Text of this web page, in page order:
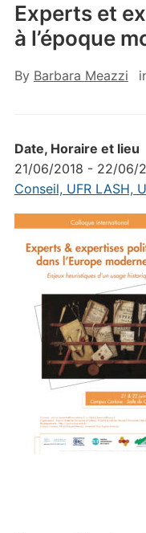
Experts et
à l’époque
By Barbara Meazzi
Date, Horaire et lieu
21/06/2018 - 22/06/
Conseil, UFR LASH,